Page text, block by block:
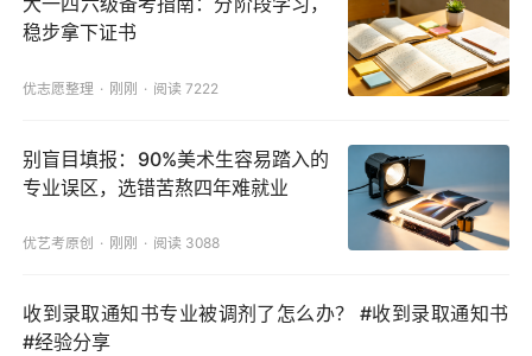
稳步拿下证书
优志愿整理 刚刚 阅读 7222
别盲目填报：90%美术生容易踏入的
专业误区，选错苦熬四年难就业
优艺考原创 刚刚 阅读 3088
收到录取通知书专业被调剂了怎么办？ #收到录取通知书
#经验分享